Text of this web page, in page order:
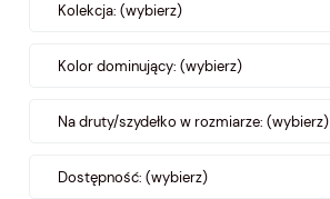
Kolekcja: (wybierz)
Kolor dominujący: (wybierz)
Na druty/szydełko w rozmiarze: (wybierz)
Dostępność: (wybierz)